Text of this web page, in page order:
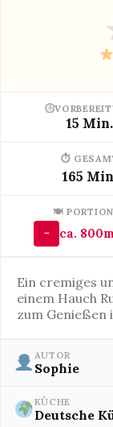
15 Min.
⏱
165
🍽
− ca.
Ein cremiges
einem Hauch
zum Genießen
AUTOR
Sophie
KÜCHE
Deutsche